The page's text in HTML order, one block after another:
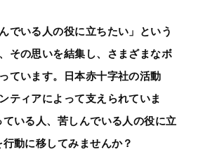
でいる人の役に立ちたい」という
その思いを結集し、さまざまなボ
ています。
日本赤十字社の活動
ティアによって支えられていま
ている人、苦しんでいる人の役に立
動に移してみませんか？